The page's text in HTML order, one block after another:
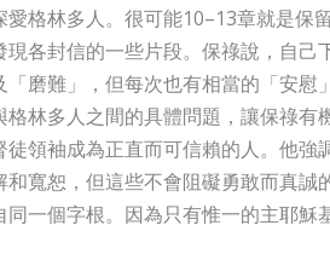
愛格林多人。很可能10–13章就是保
現各封信的一些片段。保祿說，自己
「磨難」，但每次也有相當的「安慰」
格林多人之間的具體問題，讓保祿有
徒領袖成為正直而可信賴的人。他強
和寬恕，但這些不會阻礙勇敢而真
同一個字根。因為只有惟一的主耶